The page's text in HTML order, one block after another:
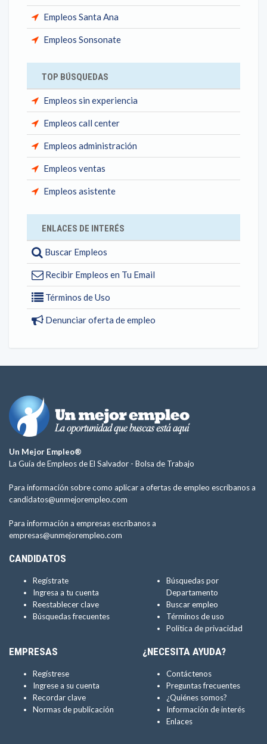
Empleos Santa Ana
Empleos Sonsonate
TOP BÚSQUEDAS
Empleos sin experiencia
Empleos call center
Empleos administración
Empleos ventas
Empleos asistente
ENLACES DE INTERÉS
Buscar Empleos
Recibir Empleos en Tu Email
Términos de Uso
Denunciar oferta de empleo
Un Mejor Empleo®
La Guía de Empleos de El Salvador - Bolsa de Trabajo
Para información sobre como aplicar a ofertas de empleo escríbanos a
candidatos@unmejorempleo.com
Para información a empresas escríbanos a
empresas@unmejorempleo.com
CANDIDATOS
Regístrate
Ingresa a tu cuenta
Reestablecer clave
Búsquedas frecuentes
Búsquedas por
Departamento
Buscar empleo
Términos de uso
Política de privacidad
EMPRESAS
Regístrese
Ingrese a su cuenta
Recordar clave
Normas de publicación
¿NECESITA AYUDA?
Contáctenos
Preguntas frecuentes
¿Quiénes somos?
Información de interés
Enlaces